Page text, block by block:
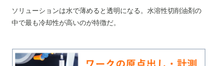
ソリューションは水で薄めると透明になる。水溶性切削油剤の
中で最も冷却性が高いのが特徴だ。